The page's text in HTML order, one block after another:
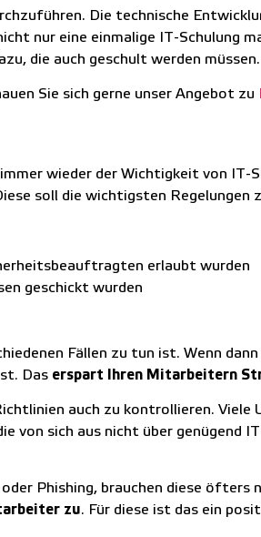
Die technische
nur eine einmalige IT-Schulung
die auch geschult werden müssen.
Sie sich gerne unser Angebot zu
wieder der Wichtigkeit von
soll die wichtigsten Regelungen
erlaubt wurden
geschickt wurden
Fällen zu tun ist. Wenn
Das erspart Ihren Mitarbeitern
auch zu kontrollieren. Viele
sich aus nicht über genügend
Phishing, brauchen diese
zu. Für diese ist das ein